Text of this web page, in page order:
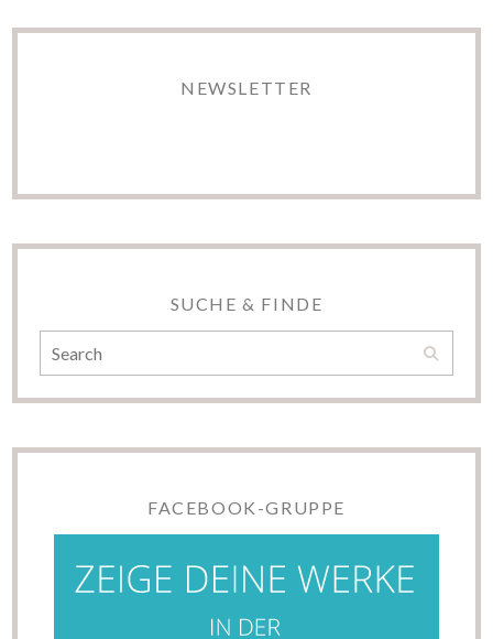
NEWSLETTER
SUCHE & FINDE
FACEBOOK-GRUPPE